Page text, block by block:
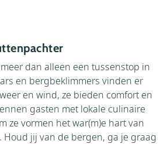
dan alleen een tussenstop in
en bergbeklimmers vinden er
en wind, ze bieden comfort en
gasten met lokale culinaire
ze vormen het war(m)e hart van
jij van de bergen, ga je graag